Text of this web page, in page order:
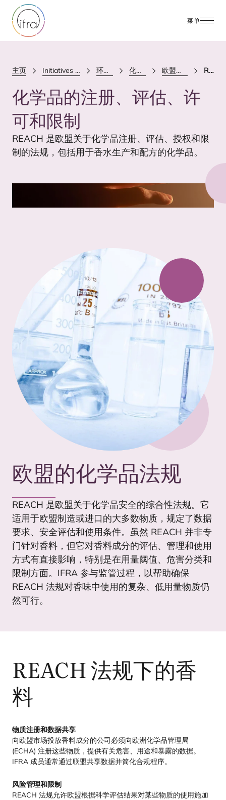
菜单
主页 Initiatives & Positions 环境与健康 化学品监管 欧盟化学品战略 REACH
化学品的注册、评估、许
可和限制
REACH 是欧盟关于化学品注册、评估、授权和限
制的法规，包括用于香水生产和配方的化学品。
欧盟的化学品法规
REACH 是欧盟关于化学品安全的综合性法规。它
适用于欧盟制造或进口的大多数物质，规定了数据
要求、安全评估和使用条件。虽然 REACH 并非专
门针对香料，但它对香料成分的评估、管理和使用
方式有直接影响，特别是在用量阈值、危害分类和
限制方面。 IFRA 参与监管过程，以帮助确保
REACH 法规对香味中使用的复杂、低用量物质仍
然可行。
REACH法规下的香
料
物质注册和数据共享
向欧盟市场投放香料成分的公司必须向欧洲化学品管理局
(ECHA) 注册这些物质，提供有关危害、用途和暴露的数据。
IFRA 成员通常通过联盟共享数据并简化合规程序。
风险管理和限制
REACH 法规允许欧盟根据科学评估结果对某些物质的使用施加